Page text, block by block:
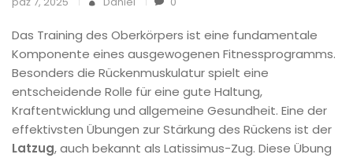
Das Training des Oberkörpers ist eine fundamentale
Komponente eines ausgewogenen Fitnessprogramms.
Besonders die Rückenmuskulatur spielt eine
entscheidende Rolle für eine gute Haltung,
Kraftentwicklung und allgemeine Gesundheit. Eine der
effektivsten Übungen zur Stärkung des Rückens ist der
Latzug, auch bekannt als Latissimus-Zug. Diese Übung